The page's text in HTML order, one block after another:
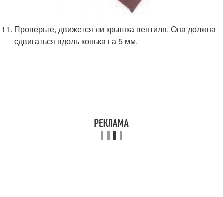
Проверьте, движется ли крышка вентиля. Она должна
сдвигаться вдоль конька на 5 мм.